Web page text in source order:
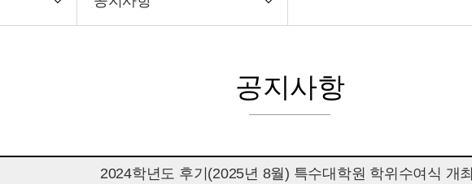
공지사항
2024학년도 후기(2025년 8월) 특수대학원 학위수여식 개